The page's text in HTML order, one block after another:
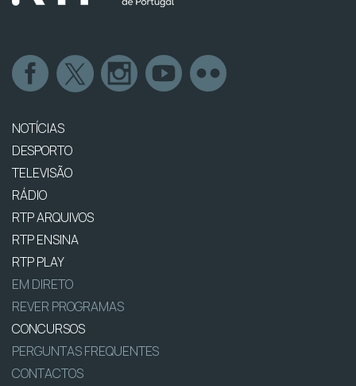
NOTÍCIAS
DESPORTO
TELEVISÃO
RÁDIO
RTP ARQUIVOS
RTP ENSINA
RTP PLAY
EM DIRETO
REVER PROGRAMAS
CONCURSOS
PERGUNTAS FREQUENTES
CONTACTOS